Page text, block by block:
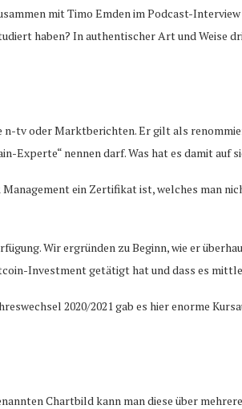
mit Timo Emden im Podcast-
haben? In authentischer Art und Weise
n-tv oder Marktberichten. Er gilt als
Experte“ nennen darf. Was hat es damit auf
ein Zertifikat ist, welches man
Wir ergründen zu Beginn, wie er
Investment getätigt hat und dass es
2020/2021 gab es hier enorme
Chartbild kann man diese über